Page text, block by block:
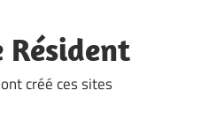
Résident
créé ces sites